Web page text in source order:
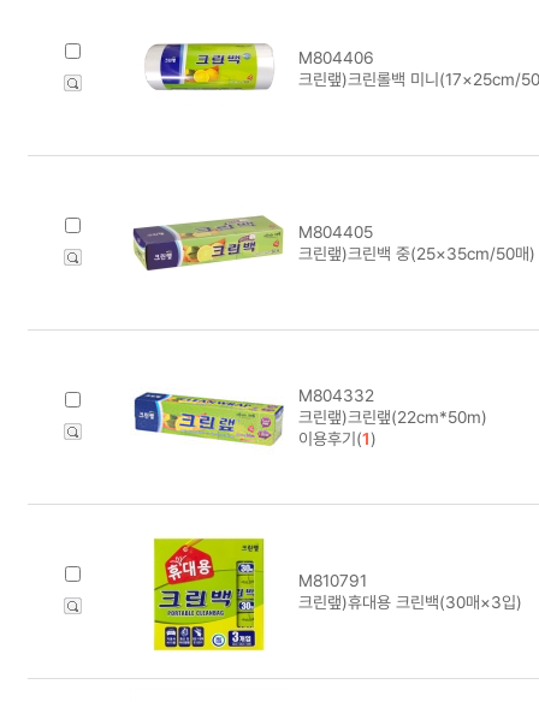
M804406
크린랲)크린롤백 미니(17×25cm/
M804405
크린랲)크린백 중(25×35cm/50매)
M804332
크린랲)크린랲(22cm*50m)
이용후기(1)
M810791
크린랲)휴대용 크린백(30매×3입)